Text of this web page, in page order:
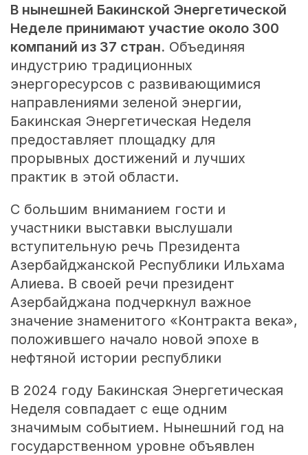
В нынешней Бакинской Энергетической
Неделе принимают участие около 300
компаний из 37 стран. Объединяя
индустрию традиционных
энергоресурсов с развивающимися
направлениями зеленой энергии,
Бакинская Энергетическая Неделя
предоставляет площадку для
прорывных достижений и лучших
практик в этой области.
С большим вниманием гости и
участники выставки выслушали
вступительную речь Президента
Азербайджанской Республики Ильхама
Алиева. В своей речи президент
Азербайджана подчеркнул важное
значение знаменитого «Контракта века»,
положившего начало новой эпохе в
нефтяной истории республики
В 2024 году Бакинская Энергетическая
Неделя совпадает с еще одним
значимым событием. Нынешний год на
государственном уровне объявлен